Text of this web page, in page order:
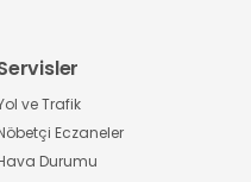
ve Trafik
Eczaneler
Durumu